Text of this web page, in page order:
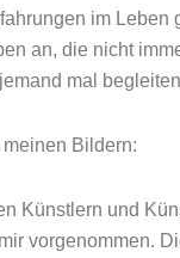
im
an, die nicht
mal
Bildern:
Künstlern und
vorgenommen.